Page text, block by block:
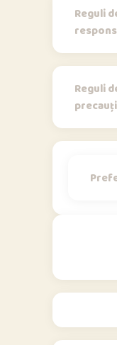
Reguli
Reguli